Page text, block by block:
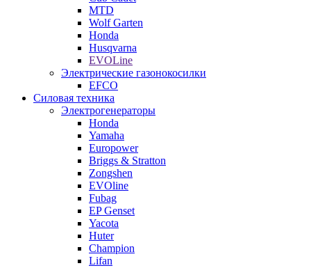
MTD
Wolf Garten
Honda
Husqvarna
EVOLine
Электрические газонокосилки
EFCO
Силовая техника
Электрогенераторы
Honda
Yamaha
Europower
Briggs & Stratton
Zongshen
EVOline
Fubag
EP Genset
Yacota
Huter
Champion
Lifan